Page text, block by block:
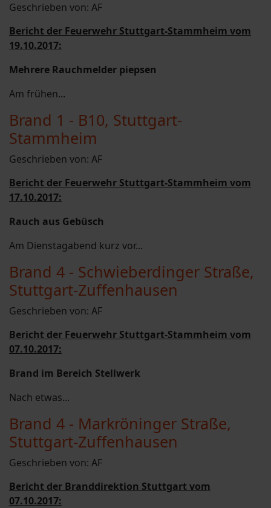
Geschrieben von: AF
Bericht der Feuerwehr Stuttgart-Stammheim vom
19.10.2017:
Mehrere Rauchmelder piepsen
Am frühen...
Brand 1 - B10, Stuttgart-
Stammheim
Geschrieben von: AF
Bericht der Feuerwehr Stuttgart-Stammheim vom
17.10.2017:
Rauch aus Gebüsch
Am Dienstagabend kurz vor...
Brand 4 - Schwieberdinger Straße,
Stuttgart-Zuffenhausen
Geschrieben von: AF
Bericht der Feuerwehr Stuttgart-Stammheim vom
07.10.2017:
Brand im Bereich Stellwerk
Nach etwas...
Brand 4 - Markröninger Straße,
Stuttgart-Zuffenhausen
Geschrieben von: AF
Bericht der Branddirektion Stuttgart vom
07.10.2017: